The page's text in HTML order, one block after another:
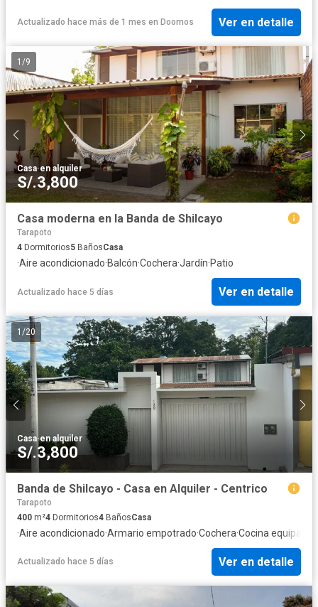
Actualizado hace más de 1 mes en Doomos Ver en detalle
1 /9
Casa·en alquiler
S/.3,800
Casa moderna en la Banda de Shilcayo
Tarapoto
4 Dormitorios5 BañosCasa
·Aire acondicionado·Balcón·Cochera·Jardín·Patio
Actualizado hace 5 días Ver en detalle
1 /20
Casa·en alquiler
S/.3,800
Banda de Shilcayo - Casa en Alquiler - Centrico
Tarapoto
400 m²4 Dormitorios4 BañosCasa
·Aire acondicionado·Armario empotrado·Cochera·Cocina equipada
Actualizado hace 5 días Ver en detalle